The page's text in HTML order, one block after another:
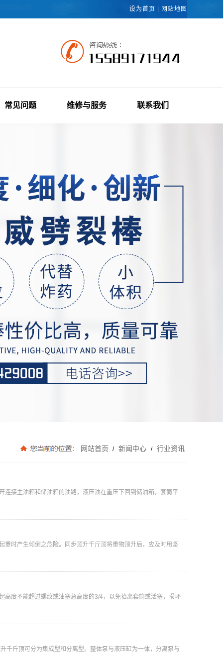
设为首页 网站地图
常见问题 维修与服务 联系我们
网站首页 / 新闻中心 / 行业资讯
接主油箱和储油箱的油路，液压油在重压下回到储油箱，套筒平
时产生倾倒之危险。同步顶升千斤顶将重物顶升后，应及时用坚
度不能超过螺纹或油塞总高度的3/4，以免抬离套筒或活塞，损坏
千斤顶可分为集成型和分离型。整体泵与液压缸为一体，分离泵与